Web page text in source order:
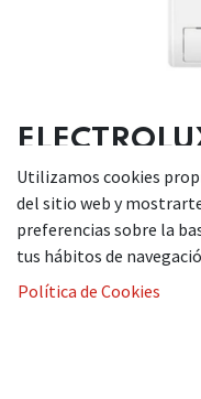
Altura (mm): 890
Ancho (mm): 400
Utilizamos cookies
del sitio web y
preferencias sobre la
tus hábitos de
Política de Cookies